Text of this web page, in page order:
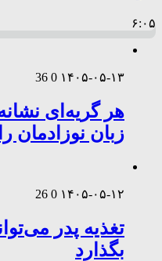
۶:۰۵
۱۴۰۵-۰۵-۱۳ 0
36
هر گریه‌ای
زبان نوزادمان
۱۴۰۵-۰۵-۱۲ 0
26
تغذیه پدر
بگذارد